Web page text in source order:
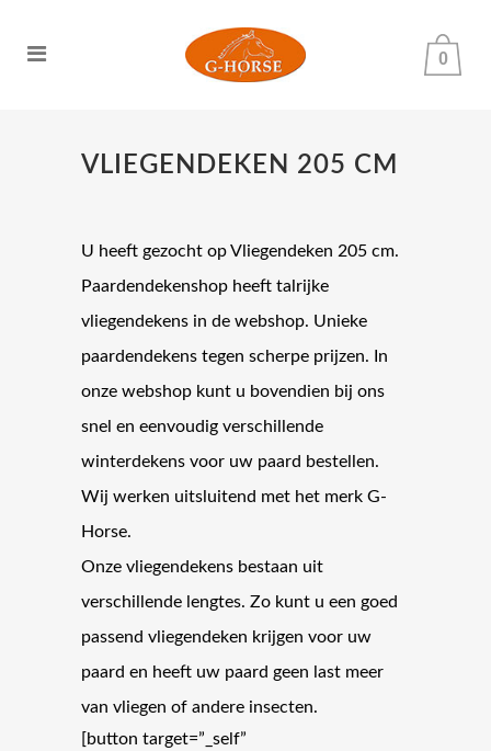
0
VLIEGENDEKEN 205 CM
U heeft gezocht op Vliegendeken 205 cm.
Paardendekenshop heeft talrijke
vliegendekens in de webshop. Unieke
paardendekens tegen scherpe prijzen. In
onze webshop kunt u bovendien bij ons
snel en eenvoudig verschillende
winterdekens voor uw paard bestellen.
Wij werken uitsluitend met het merk G-
Horse.
Onze vliegendekens bestaan uit
verschillende lengtes. Zo kunt u een goed
passend vliegendeken krijgen voor uw
paard en heeft uw paard geen last meer
van vliegen of andere insecten.
[button target=”_self”